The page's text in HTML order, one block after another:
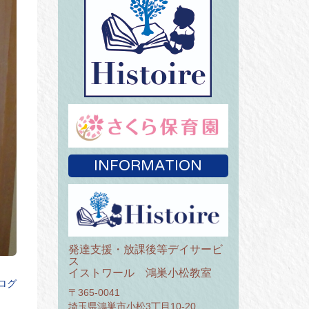
グ
INFORMATION
発達支援・放課後等デイサービ
ス
イストワール 鴻巣小松教室
〒365-0041
埼玉県鴻巣市小松3丁目10-20